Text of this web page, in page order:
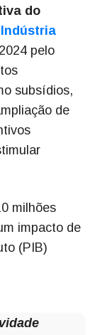
do
Indústria
pelo
subsídios,
de
milhões
impacto de
(PIB)